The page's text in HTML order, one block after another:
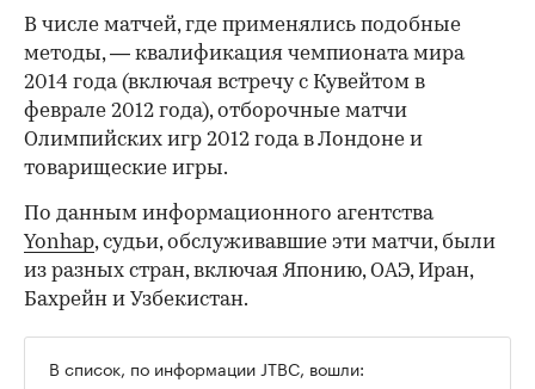
В числе матчей, где применялись подобные
методы, — квалификация чемпионата мира
2014 года (включая встречу с Кувейтом в
феврале 2012 года), отборочные матчи
Олимпийских игр 2012 года в Лондоне и
товарищеские игры.
По данным информационного агентства
Yonhap, судьи, обслуживавшие эти матчи, были
из разных стран, включая Японию, ОАЭ, Иран,
Бахрейн и Узбекистан.
В список, по информации JTBC, вошли: